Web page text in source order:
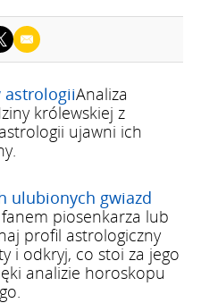
astrologiiAnaliza
królewskiej z
ujawni ich
ulubionych gwiazd
fanem piosenkarza lub
profil astrologiczny
i odkryj, co stoi za jego
analizie horoskopu